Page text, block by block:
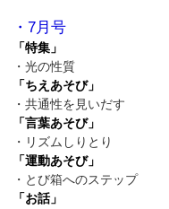
・7月号
「特集」
・光の性質
「ちえあそび」
・共通性を見いだす
「言葉あそび」
・リズムしりとり
「運動あそび」
・とび箱へのステップ
「お話」